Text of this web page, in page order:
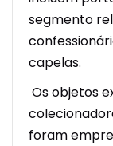
segmento
capelas.
Os objetos
foram